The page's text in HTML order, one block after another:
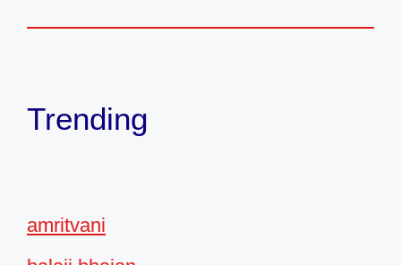
Trending
amritvani